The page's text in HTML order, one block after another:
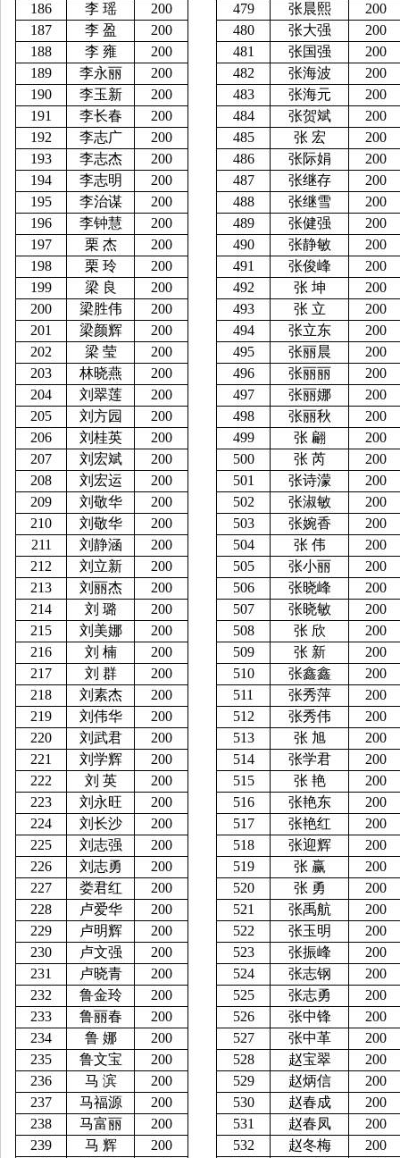
186
李瑶 200 479 张晨熙
200
187
李盈 200 480 张大强
200
188
李雍 200 481 张国强
200
189
李永丽 200 482 张海波
200
190
李玉新 200 483 张海元
200
191
李长春 200 484 张贺斌
200
192
李志广 200 485 张 宏
200
193
李志杰 200 486 张际娟
200
194
李志明 200 487 张继存
200
195
李治谋 200 488 张继雪
200
196
李钟慧 200 489 张健强
200
197
栗 杰 200 490 张静敏
200
198
栗 玲 200 491 张俊峰
200
199
梁 良 200 492 张 坤
200
200
梁胜伟 200 493 张 立
200
201
梁颜辉 200 494 张立东
200
202
梁 莹 200 495 张丽晨
200
203
林晓燕 200 496 张丽丽
200
204
刘翠莲 200 497 张丽娜
200
205
刘方园 200 498 张丽秋
200
206
刘桂英 200 499 张 翩
200
207
刘宏斌 200 500 张 芮
200
208
刘宏运 200 501 张诗濛
200
209
刘敬华 200 502 张淑敏
200
210
刘敬华 200 503 张婉香
200
211
刘静涵 200 504 张 伟
200
212
刘立新 200 505 张小丽
200
213
刘丽杰 200 506 张晓峰
200
214
刘 璐 200 507 张晓敏
200
215
刘美娜 200 508 张 欣
200
216
刘 楠 200 509 张 新
200
217
刘 群 200 510 张鑫鑫
200
218
刘素杰 200 511 张秀萍
200
219
刘伟华 200 512 张秀伟
200
220
刘武君 200 513 张 旭
200
221
刘学辉 200 514 张学君
200
222
刘 英 200 515 张 艳
200
223
刘永旺 200 516 张艳东
200
224
刘长沙 200 517 张艳红
200
225
刘志强 200 518 张迎辉
200
226
刘志勇 200 519 张 赢
200
227
娄君红 200 520 张 勇
200
228
卢爱华 200 521 张禹航
200
229
卢明辉 200 522 张玉明
200
230
卢文强 200 523 张振峰
200
231
卢晓青 200 524 张志钢
200
232
鲁金玲 200 525 张志勇
200
233
鲁丽春 200 526 张中锋
200
234
鲁娜 200 527 张中革
200
235
鲁文宝 200 528 赵宝翠
200
236
马 滨 200 529 赵炳信
200
237
马福源 200 530 赵春成
200
238
马富丽 200 531 赵春凤
200
239
马 辉 200 532 赵冬梅
200